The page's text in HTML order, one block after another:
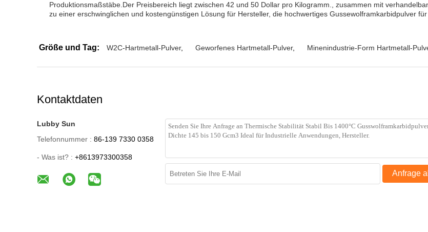
Produktionsmaßstäbe.Der Preisbereich liegt zwischen 42 und 50 Dollar pro Kilogramm., zusammen mit
zu einer erschwinglichen und kostengünstigen Lösung für Hersteller, die hochwertiges Gussewolframkarbidpulver
Größe und Tag: W2C-Hartmetall-Pulver, Geworfenes Hartmetall-Pulver, Minenindustrie-Form Hartmetall-
Kontaktdaten
Lubby Sun
Telefonnummer : 86-139 7330 0358
- Was ist? : +8613973300358
Anfrage